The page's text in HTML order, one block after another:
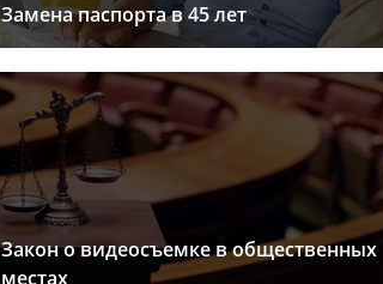
Замена паспорта в 45 лет
Закон о видеосъемке в общественных
местах